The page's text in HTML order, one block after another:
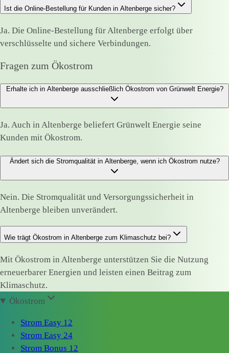
Ist die Online-Bestellung für Kunden in Altenberge sicher?
Ja. Die Online-Bestellung für Altenberge erfolgt über
verschlüsselte und sichere Verbindungen.
Fragen zum Ökostrom
Erhalte ich in Altenberge ausschließlich Ökostrom von Grünwelt Energie?
Ja. Auch in Altenberge beliefert Grünwelt Energie seine
Kunden mit Ökostrom.
Ändert sich die Stromqualität in Altenberge, wenn ich Ökostrom nutze?
Nein. Die Stromqualität und Versorgungssicherheit in
Altenberge bleiben unverändert.
Wie trägt Ökostrom in Altenberge zum Klimaschutz bei?
Mit Ökostrom in Altenberge unterstützen Sie die Nutzung
erneuerbarer Energien und leisten einen Beitrag zum
Klimaschutz.
Ökostrom
Strom Easy 12
Strom Easy 24
Strom Bonus 12